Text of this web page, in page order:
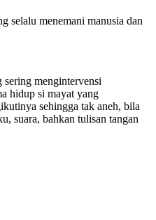
selalu menemani manusia dan
mengintervensi
hidup si mayat yang
sehingga tak aneh, bila
suara, bahkan tulisan tangan